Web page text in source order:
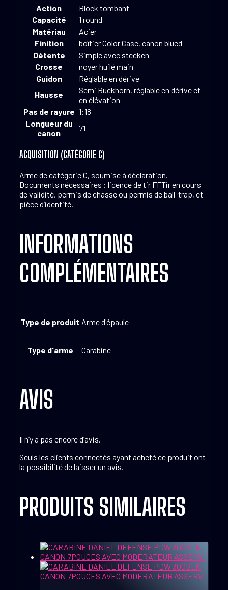
Action
Block tombant
Capacité
1 round
Matériau
Acier
Finition
boîtier Color Case, canon blued
Détente
Simple avec stecken
Crosse
noyer huilé main
Guidon
Réglable en dérive
Hausse
Semi Buckhorn, réglable en dérive et
en élévation
Pas de rayure 1:18
Longueur du
canon
71
ACQUISITION (CATÉGORIE C)
Arme de catégorie C, soumise à déclaration.
Documents nécessaires : licence de tir FFTir en cours
de validité, permis de chasse ou permis de ball-trap, et
pièce d’identité.
INFORMATIONS
COMPLÉMENTAIRES
Type de produit Arme d'épaule
Type d'arme Carabine
AVIS
Il n’y a pas encore d’avis.
Seuls les clients connectés ayant acheté ce produit ont
la possibilité de laisser un avis.
PRODUITS SIMILAIRES